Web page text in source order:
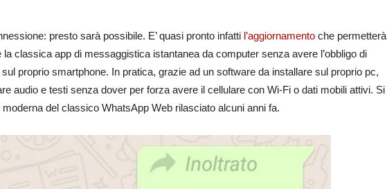
presto sarà possibile. E’ quasi pronto infatti l’aggiornamento che permetterà
la classica app di messaggistica istantanea da computer senza avere l’obbligo di
proprio smartphone. In pratica, grazie ad un software da installare sul proprio pc,
audio e testi senza dover per forza avere il cellulare con Wi-Fi o dati mobili attivi. Si
del classico WhatsApp Web rilasciato alcuni anni fa.